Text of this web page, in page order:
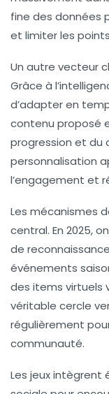
fine des données
et limiter les
Un autre vecteur
Grâce à
d’adapter en
contenu proposé
progression et du
personnalisation
l’engagement et
Les mécanismes
central. En 2025,
de
événements
des items virtuels
véritable cercle
régulièrement
communauté.
Les jeux